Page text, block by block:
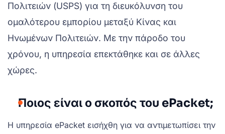
Πολιτειών (USPS) για τη διευκόλυνση του
ομαλότερου εμπορίου μεταξύ Κίνας και
Ηνωμένων Πολιτειών. Με την πάροδο του
χρόνου, η υπηρεσία επεκτάθηκε και σε άλλες
χώρες.
Ποιος είναι ο σκοπός του ePacket;
Η υπηρεσία ePacket εισήχθη για να αντιμετωπίσει την